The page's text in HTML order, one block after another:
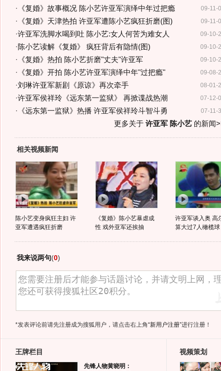
09-11-
· 《复婚》故事概况 陈小艺许亚军演绎中年过把瘾
09-11-
· 《复婚》天津热拍 许亚军遭陈小艺疯狂折磨(图)
09-10-
·许亚军洗脚水喝到吐 陈小艺:女人何苦为难女人
09-10-
·陈小艺读解《复婚》 疯狂背后有隐情(图)
09-10-
· 《复婚》热拍 陈小艺折磨"丈夫"许亚军
09-08-
· 《复婚》开拍 陈小艺许亚军演绎中年"过把瘾"
08-01-
·刘琳许亚军新剧《原谅》再次牵手
07-12-
·许亚军侯祥玲《远东第一监狱》 再掀谍战热潮
07-11-
· 《远东第一监狱》热播 许亚军侯祥玲斗智斗勇
更多关于 许亚军 陈小艺的新闻
相关视频新闻
陈小艺变身疯狂主妇 许
亚军遭遇疯狂折磨
《复婚》陈小艺暴虐成
性 戏外亚军还挨抽
许亚军谈入奥 高
算大过7人橄榄球
我来说两句(0)
*发表评论前请先注册成为搜狐用户，请点击右上角“新用户注册”进行注册！
王牌栏目
先锋人物黄晓明：
视频策划